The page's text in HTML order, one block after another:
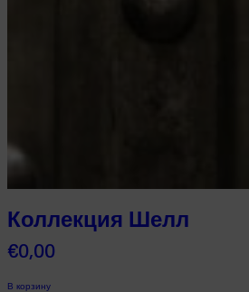
Коллекция Шелл
€0,00
В корзину